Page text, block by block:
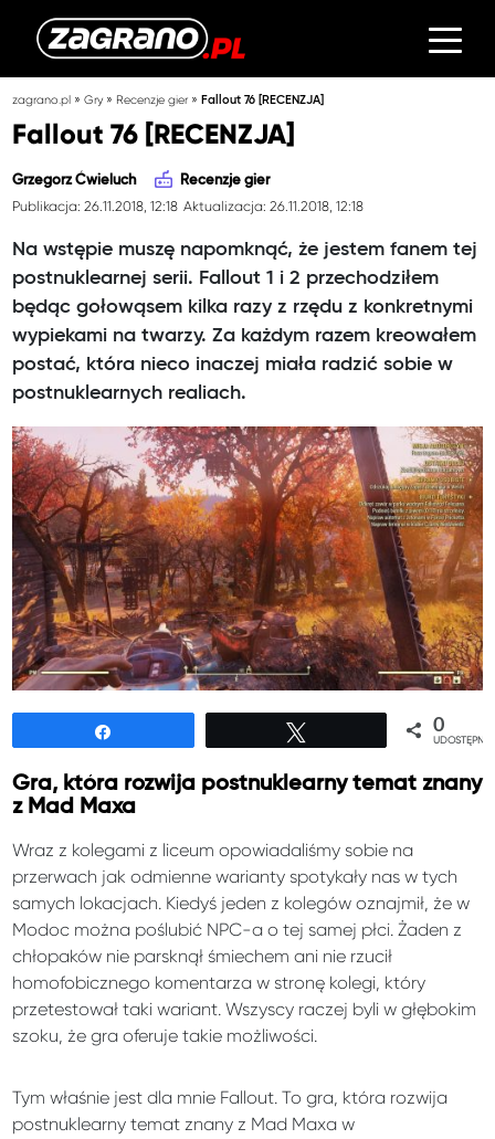
zagrano.pl »Gry» Recenzje gier »Fallout 76 [RECENZJA]
Fallout 76 [RECENZJA]
Grzegorz Ćwieluch Recenzje gier
Publikacja: 26.11.2018, 12:18 Aktualizacja: 26.11.2018, 12:18
Na wstępie muszę napomknąć, że jestem fanem tej
postnuklearnej serii. Fallout 1 i 2 przechodziłem
będąc gołowąsem kilka razy z rzędu z konkretnymi
wypiekami na twarzy. Za każdym razem kreowałem
postać, która nieco inaczej miała radzić sobie w
postnuklearnych realiach.
0
Gra, która rozwija postnuklearny temat znany
z Mad Maxa
Wraz z kolegami z liceum opowiadaliśmy sobie na
przerwach jak odmienne warianty spotykały nas w tych
samych lokacjach. Kiedyś jeden z kolegów oznajmił, że w
Modoc można poślubić NPC-a o tej samej płci. Żaden z
chłopaków nie parsknął śmiechem ani nie rzucił
homofobicznego komentarza w stronę kolegi, który
przetestował taki wariant. Wszyscy raczej byli w głębokim
szoku, że gra oferuje takie możliwości.
Tym właśnie jest dla mnie Fallout. To gra, która rozwija
postnuklearny temat znany z Mad Maxa w